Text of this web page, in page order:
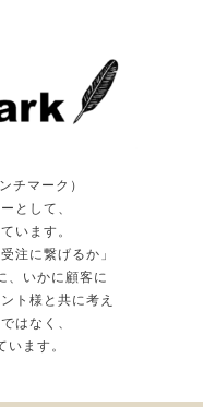
チマーク）
として、
います。
注に繋げるか」
、いかに顧客に
ト様と共に考え
はなく、
ます。